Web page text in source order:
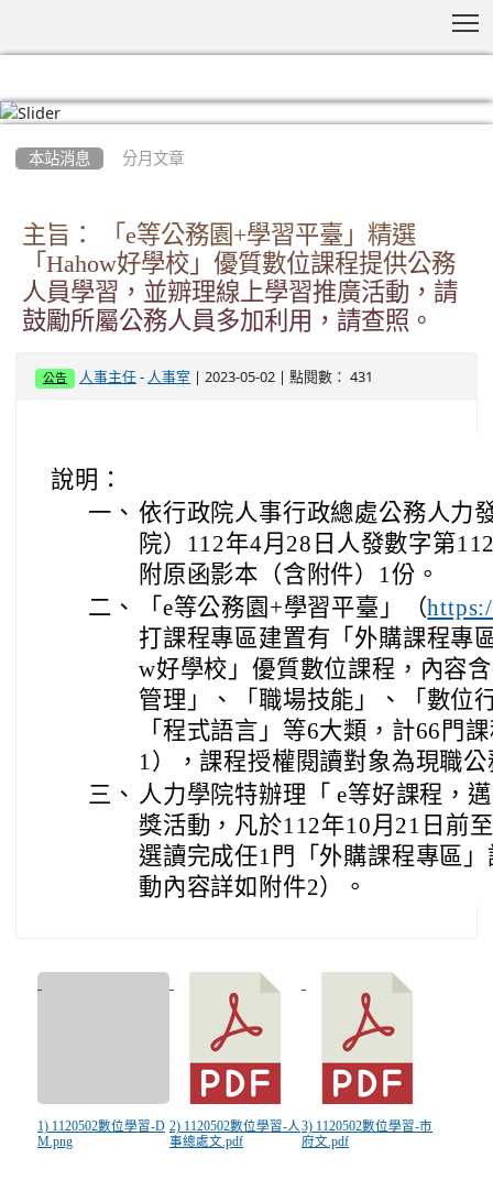
本站消息 分月文章
主旨： 「e等公務園+學習平臺」精選
「Hahow好學校」優質數位課程提供公務
人員學習，並辧理線上學習推廣活動，請
鼓勵所屬公務人員多加利用，請查照。
公告 人事主任 - 人事室 | 2023-05-02 | 點閱數： 431
說明：
一、 依行政院人事行政總處公務人力
院）112年4月28日人發數字第
附原函影本（含附件）1份。
二、
「e等公務園+學習平臺」（
打課程專區建置有「外購課程專
w好學校」優質數位課程，內容
管理」、「職場技能」、「數位
「程式語言」等6大類，計66門
1），課程授權閱讀對象為現職
三、 人力學院特辦理「 e等好課程，
獎活動，凡於112年10月21日前
選讀完成任1門「外購課程專區
動內容詳如附件2）。
1) 1120502數位學習-D
M.png
2) 1120502數位學習-人
事總處文.pdf
3) 1120502數位學習-市
府文.pdf